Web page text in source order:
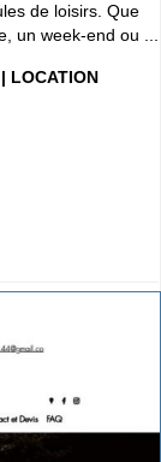
de loisirs. Que
un week-end ou ...
LOCATION